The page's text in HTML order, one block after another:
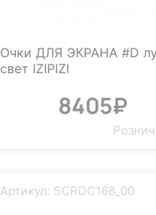
Очки ДЛЯ ЭКРАНА #D
свет IZIPIZI
8405₽
Артикул: SCRDC168_00